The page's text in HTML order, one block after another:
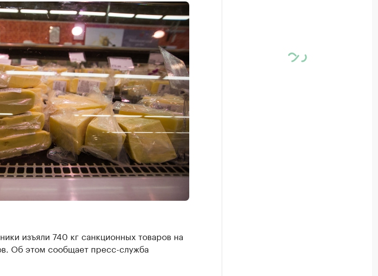
изъяли 740 кг санкционных товаров на
Об этом сообщает пресс-служба